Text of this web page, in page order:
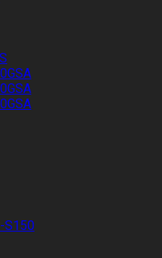
S150